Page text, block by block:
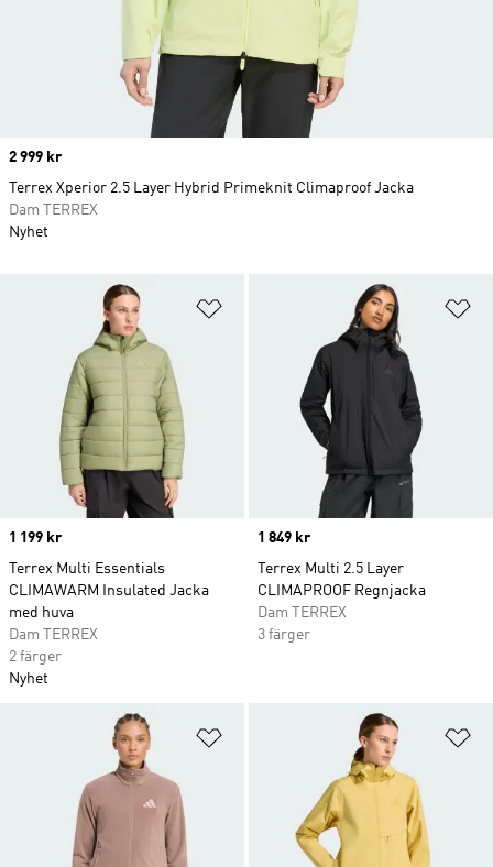
Lägg till på önskelistan
Price
1 199 kr
Terrex Multi Essentials
CLIMAWARM Insulated Jacka
med huva
Dam TERREX
2 färger
Nyhet
Price
1 849 kr
Terrex Multi 2.5 Layer
CLIMAPROOF Regnjacka
Dam TERREX
3 färger
Lägg till på önskelistan
Price
2 999 kr
Terrex Xperior 2.5 Layer Hybrid Primeknit Climaproof Jacka
Dam TERREX
Nyhet